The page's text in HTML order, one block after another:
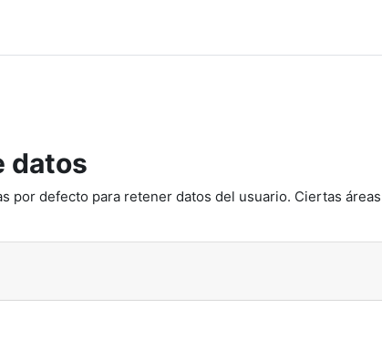
datos
por defecto para retener datos del usuario. Ciertas